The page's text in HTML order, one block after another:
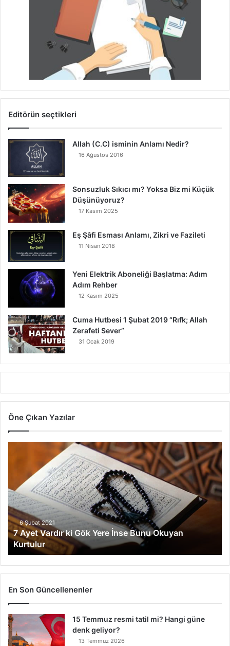
Editörün seçtikleri
Allah (C.C) isminin Anlamı Nedir?
16 Ağustos 2016
Sonsuzluk Sıkıcı mı? Yoksa Biz mi Küçük
Düşünüyoruz?
17 Kasım 2025
Eş Şâfi Esması Anlamı, Zikri ve Fazileti
11 Nisan 2018
Yeni Elektrik Aboneliği Başlatma: Adım
Adım Rehber
12 Kasım 2025
Cuma Hutbesi 1 Şubat 2019 “Rıfk; Allah
Zerafeti Sever”
31 Ocak 2019
Öne Çıkan Yazılar
t
V
a
r
d
r
k
i
G
Y
e
r
6 Şubat 2021
7 Ayet Vardır ki Gök Yere İnse Bunu Okuyan
Kurtulur
En Son Güncellenenler
15 Temmuz resmi tatil mi? Hangi güne
denk geliyor?
13 Temmuz 2026